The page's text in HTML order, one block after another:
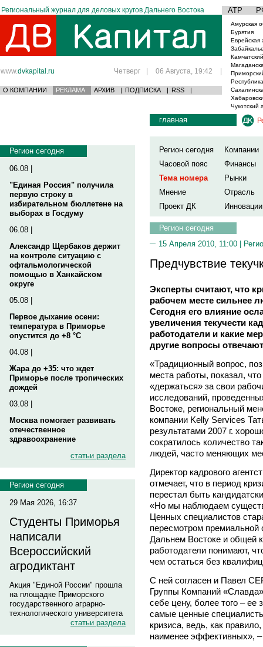
Региональный журнал для деловых кругов Дальнего Востока АТР
www.dvkapital.ru Четверг | 06 Августа, 19:42 |
О КОМПАНИИ РЕКЛАМА АРХИВ | ПОДПИСКА | RSS |
Амурская
Бурятия
Еврейская
Чукотский
Регион сегодня
06.08 |
"Единая Россия" получила
первую строку в
избирательном бюллетене на
выборах в Госдуму
06.08 |
Александр Щербаков держит
на контроле ситуацию с
офтальмологической
помощью в Ханкайском
округе
05.08 |
Первое дыхание осени:
температура в Приморье
опустится до +8 °C
04.08 |
Жара до +35: что ждет
Приморье после тропических
дождей
03.08 |
Москва помогает развивать
отечественное
здравоохранение
статьи раздела
Регион сегодня
29 Мая 2026, 16:37
Студенты Приморья
написали
Всероссийский
агродиктант
Акция "Единой России" прошла
на площадке Приморского
государственного аграрно-
технологического университета
статьи раздела
главная
Регион сегодня
Компании
Часовой пояс
Финансы
Тема номера
Рынки
Мнение
Отрасль
Проект ДК
Инновации
Регион сегодня
15 Апреля 2010, 11:00 |
Предчувствие
Эксперты считают, что
рабочем месте сильнее
Сегодня его влияние
увеличения текучести
работодатели и какие
другие вопросы
«Традиционный вопрос,
места работы, показал,
«держаться» за свои
исследований,
Востоке, региональный
компании Kelly Services
результатами 2007 г.
сократилось количество
людей, часто меняющих
Директор кадрового
отмечает, что в период
перестал быть
«Но мы наблюдаем
Ценных специалистов
пересмотром
Дальнем Востоке и общей
работодатели понимают,
чем остаться без
С ней согласен и Павел
Группы Компаний
себе цену, более того –
самые ценные
кризиса, ведь, как
наименее эффективных», –